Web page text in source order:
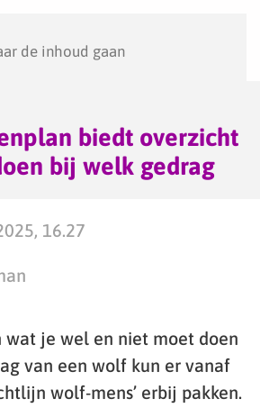
de inhoud gaan
biedt overzicht
bij welk gedrag
16.27
je wel en niet moet doen
van een wolf kun er vanaf
wolf-mens’ erbij pakken.